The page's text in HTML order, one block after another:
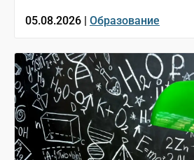
05.08.2026 | Образование